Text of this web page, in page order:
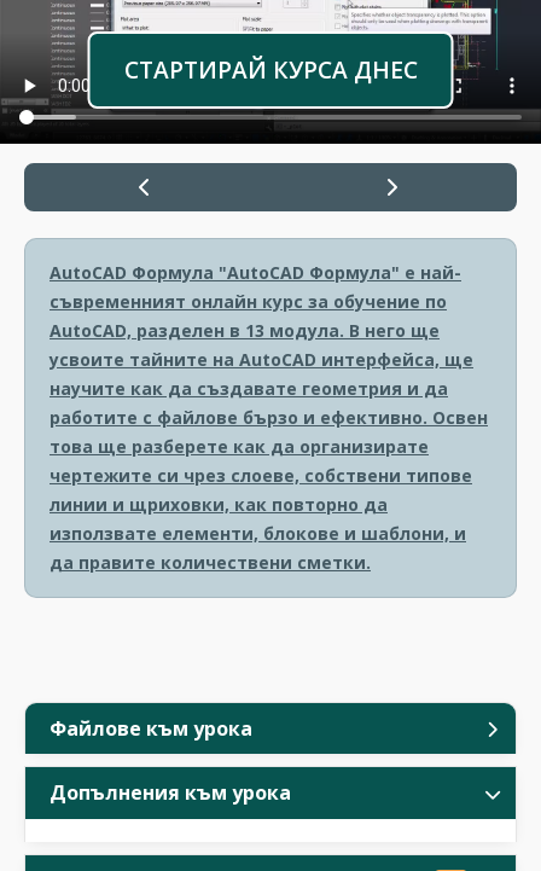
Файлове към урока
Допълнения към урока
СТАРТИРАЙ КУРСА ДНЕС
AutoCAD Формула "AutoCAD Формула" е най-
съвременният онлайн курс за обучение по
AutoCAD, разделен в 13 модула. В него ще
усвоите тайните на AutoCAD интерфейса, ще
научите как да създавате геометрия и да
работите с файлове бързо и ефективно. Освен
това ще разберете как да организирате
чертежите си чрез слоеве, собствени типове
линии и щриховки, как повторно да
използвате елементи, блокове и шаблони, и
да правите количествени сметки.